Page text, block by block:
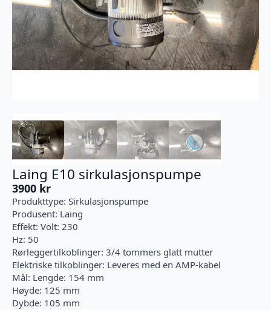
Laing E10 sirkulasjonspumpe
3900 kr
Produkttype: Sirkulasjonspumpe
Produsent: Laing
Effekt: Volt: 230
Hz: 50
Rørleggertilkoblinger: 3/4 tommers glatt mutter
Elektriske tilkoblinger: Leveres med en AMP-kabel
Mål: Lengde: 154 mm
Høyde: 125 mm
Dybde: 105 mm